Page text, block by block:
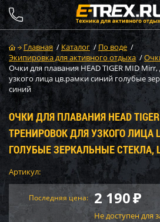
Главная / Каталог / По воде /
Экипировка для активного отдыха /
Очки для плавания HEAD TIGER MID
узкого лица цв.рамки синий голубые
синий
ОЧКИ ДЛЯ ПЛАВАНИЯ HEAD
ТРЕНИРОВОК ДЛЯ УЗКОГО
ГОЛУБЫЕ ЗЕРКАЛЬНЫЕ СТЕКЛА,
Артикул:
Последняя цена: 2 190₽
Не доступен для